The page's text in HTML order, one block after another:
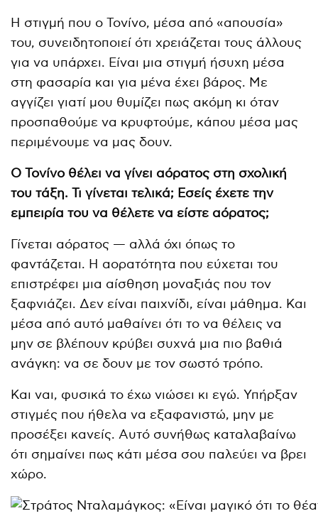
Η στιγμή που ο Τονίνο, μέσα από «απουσία»
του, συνειδητοποιεί ότι χρειάζεται τους άλλους
για να υπάρχει. Είναι μια στιγμή ήσυχη μέσα
στη φασαρία και για μένα έχει βάρος. Με
αγγίζει γιατί μου θυμίζει πως ακόμη κι όταν
προσπαθούμε να κρυφτούμε, κάπου μέσα μας
περιμένουμε να μας δουν.
Ο Τονίνο θέλει να γίνει αόρατος στη σχολική
του τάξη. Τι γίνεται τελικά; Εσείς έχετε την
εμπειρία του να θέλετε να είστε αόρατος;
Γίνεται αόρατος — αλλά όχι όπως το
φαντάζεται. Η αορατότητα που εύχεται του
επιστρέφει μια αίσθηση μοναξιάς που τον
ξαφνιάζει. Δεν είναι παιχνίδι, είναι μάθημα. Και
μέσα από αυτό μαθαίνει ότι το να θέλεις να
μην σε βλέπουν κρύβει συχνά μια πιο βαθιά
ανάγκη: να σε δουν με τον σωστό τρόπο.
Και ναι, φυσικά το έχω νιώσει κι εγώ. Υπήρξαν
στιγμές που ήθελα να εξαφανιστώ, μην με
προσέξει κανείς. Αυτό συνήθως καταλαβαίνω
ότι σημαίνει πως κάτι μέσα σου παλεύει να βρει
χώρο.